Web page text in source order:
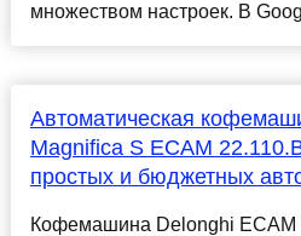
множеством настроек. В
Автоматическая
Magnifica S ECAM
простых и бюджетных
Кофемашина Delonghi